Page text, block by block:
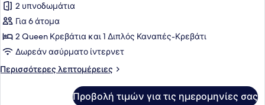
για
Basic
Βίλα,
Θέα
Βουνό
2 υπνοδωμάτια
Για 6 άτομα
2 Queen Κρεβάτια και 1 Διπλός Καναπές-Κρεβάτι
Δωρεάν ασύρματο ίντερνετ
Περισσότερες λεπτομέρειες
Περισσότερες
Προβολή τιμών για τις ημερομηνίες σας